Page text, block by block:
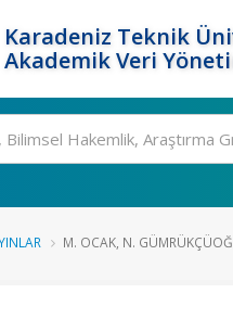
Karadeniz Teknik
Akademik Veri
M. OCAK, N.